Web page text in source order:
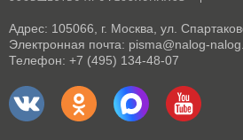
Адрес: 105066, г. Москва, ул.
Электронная почта: pisma@nalog-
Телефон: +7 (495) 134-48-07